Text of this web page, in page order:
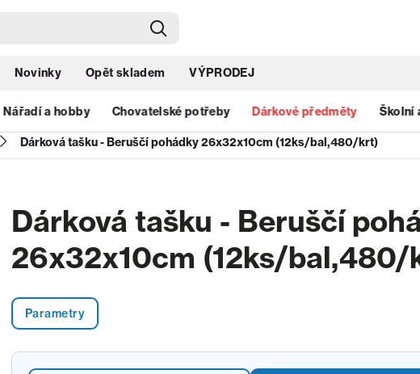
Novinky Opět skladem VÝPRODEJ
Nářadí a hobby Chovatelské potřeby Dárkové předměty Školní
Dárková tašku - Beruščí pohádky 26x32x10cm (12ks/bal,480/krt)
Dárková tašku - Beruščí
26x32x10cm (12ks/bal,480/
Parametry